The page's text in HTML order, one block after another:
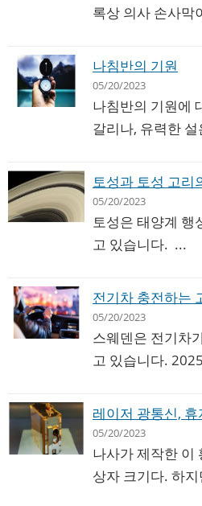
록상 의사 손사막
나침반의 기원
05/20/2023
나침반의 기원에
갈리나, 유력한
토성과 토성 고리
05/20/2023
토성은 태양계 행
고 있습니다. ...
전기차 충전하는
05/20/2023
스웨덴은 전기차
고 있습니다.
레이저 광통신, 휴
05/20/2023
나사가 제작한 이
상자 크기다. 하